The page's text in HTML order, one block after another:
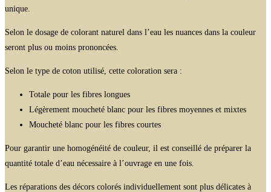
unique.
Selon le dosage de colorant naturel dans l’eau les nuances dans la couleur
seront plus ou moins prononcées.
Selon le type de coton utilisé, cette coloration sera :
Totale pour les fibres longues
Légèrement moucheté blanc pour les fibres moyennes et mixtes
Moucheté blanc pour les fibres courtes
Pour garantir une homogénéité de couleur, il est conseillé de préparer la
quantité totale d’eau nécessaire à l’ouvrage en une fois.
Les réparations des décors colorés individuellement sont plus délicates à